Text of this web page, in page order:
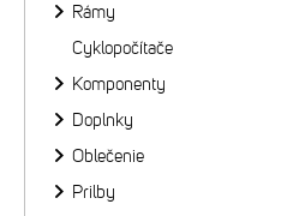
Rámy
Cyklopočítače
Komponenty
Doplnky
Oblečenie
Prilby